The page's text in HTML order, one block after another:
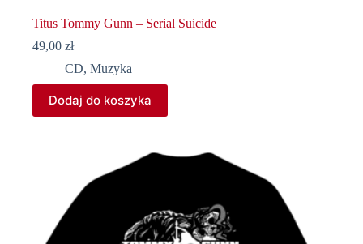
Titus Tommy Gunn – Serial Suicide
49,00 zł
CD, Muzyka
Dodaj do koszyka